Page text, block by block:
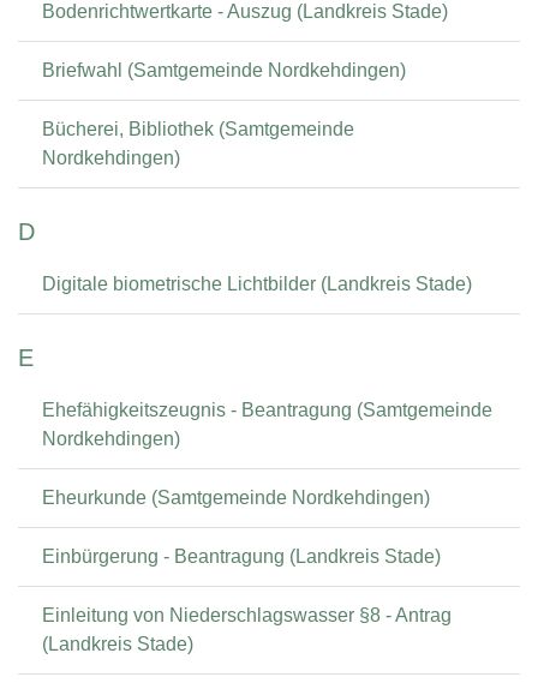
Bodenrichtwertkarte - Auszug (Landkreis Stade)
Briefwahl (Samtgemeinde Nordkehdingen)
Bücherei, Bibliothek (Samtgemeinde
Nordkehdingen)
D
Digitale biometrische Lichtbilder (Landkreis Stade)
E
Ehefähigkeitszeugnis - Beantragung (Samtgemeinde
Nordkehdingen)
Eheurkunde (Samtgemeinde Nordkehdingen)
Einbürgerung - Beantragung (Landkreis Stade)
Einleitung von Niederschlagswasser §8 - Antrag
(Landkreis Stade)